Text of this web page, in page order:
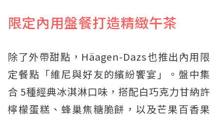
限定內用盤餐打造精緻午茶
除了外帶甜點，Häagen-Dazs也推出內用限
定餐點「維尼與好友的繽紛饗宴」。盤中集
合 5種經典冰淇淋口味，搭配白巧克力甘納許
檸檬蛋糕、蜂巢焦糖脆餅，以及芒果百香果